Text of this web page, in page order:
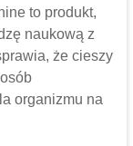
to produkt,
naukową z
że cieszy
organizmu na